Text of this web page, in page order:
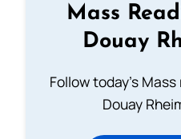
Mass
Douay
Follow today's
Douay